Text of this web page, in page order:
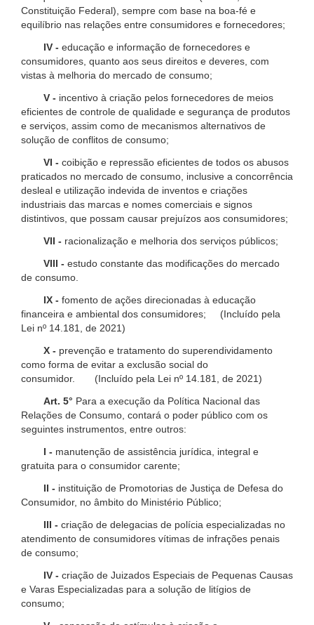
Constituição Federal), sempre com base na boa-fé e
equilíbrio nas relações entre consumidores e fornecedores;
IV - educação e informação de fornecedores e
consumidores, quanto aos seus direitos e deveres, com
vistas à melhoria do mercado de consumo;
V - incentivo à criação pelos fornecedores de meios
eficientes de controle de qualidade e segurança de produtos
e serviços, assim como de mecanismos alternativos de
solução de conflitos de consumo;
VI - coibição e repressão eficientes de todos os abusos
praticados no mercado de consumo, inclusive a concorrência
desleal e utilização indevida de inventos e criações
industriais das marcas e nomes comerciais e signos
distintivos, que possam causar prejuízos aos consumidores;
VII - racionalização e melhoria dos serviços públicos;
VIII - estudo constante das modificações do mercado
de consumo.
IX - fomento de ações direcionadas à educação
financeira e ambiental dos consumidores; (Incluído pela
Lei nº 14.181, de 2021)
X - prevenção e tratamento do superendividamento
como forma de evitar a exclusão social do
consumidor. (Incluído pela Lei nº 14.181, de 2021)
Art. 5° Para a execução da Política Nacional das
Relações de Consumo, contará o poder público com os
seguintes instrumentos, entre outros:
I - manutenção de assistência jurídica, integral e
gratuita para o consumidor carente;
II - instituição de Promotorias de Justiça de Defesa do
Consumidor, no âmbito do Ministério Público;
III - criação de delegacias de polícia especializadas no
atendimento de consumidores vítimas de infrações penais
de consumo;
IV - criação de Juizados Especiais de Pequenas Causas
e Varas Especializadas para a solução de litígios de
consumo;